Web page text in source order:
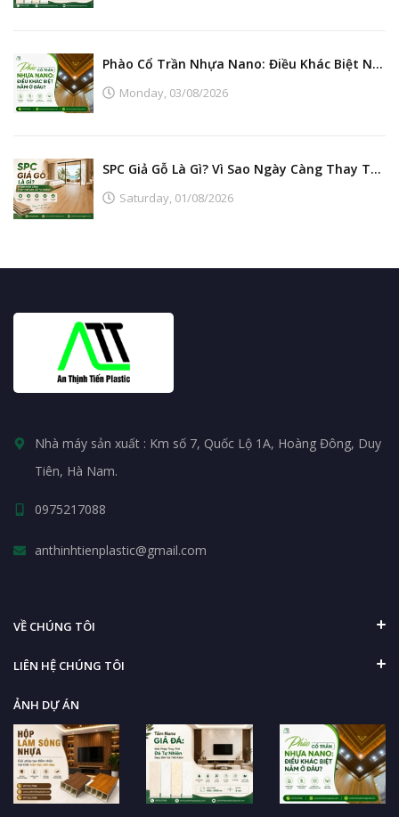
Phào Cổ Trần Nhựa Nano: Điều Khác Biệt Nằm Ở Đâu?
Monday, 03/08/2026
SPC Giả Gỗ Là Gì? Vì Sao Ngày Càng Thay Thế Sàn Gỗ Tự Nhiên?
Saturday, 01/08/2026
Nhà máy sản xuất : Km số 7, Quốc Lộ 1A, Hoàng Đông, Duy
Tiên, Hà Nam.
0975217088
anthinhtienplastic@gmail.com
VỀ CHÚNG TÔI
LIÊN HỆ CHÚNG TÔI
ẢNH DỰ ÁN